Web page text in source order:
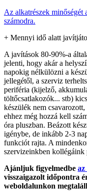
Az alkatrészek minőségét
számodra.
+ Mennyi idő alatt
A javítások 80-90%-a
jelenti, hogy akár a
napokig nélkülözni a
jellegétől, a szerviz
periféria (kijelző,
töltőcsatlakozók... stb)
készülék nem
ehhez még hozzá kell
óra pluszban. Beázott
igénybe, de inkább 2-3
funkciót rajta. A
szervizeinkben kollégáink
Ajánljuk figyelmedbe az
visszaigazolt időpontra
weboldalunkon